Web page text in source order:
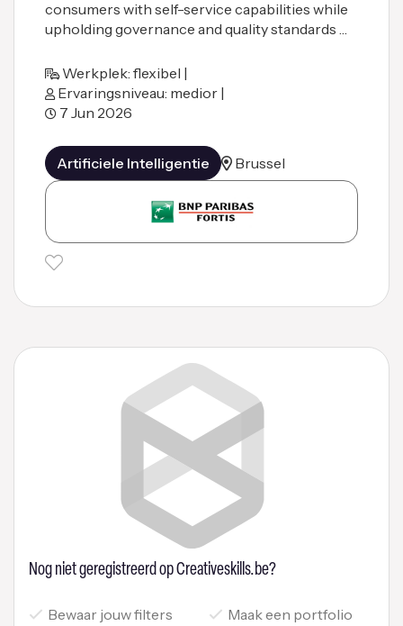
consumers with self-service capabilities while
upholding governance and quality standards …
Werkplek: flexibel |
Ervaringsniveau: medior |
7 Jun 2026
Artificiele Intelligentie Brussel
Nog niet geregistreerd op Creativeskills.be?
Bewaar jouw filters
Maak een portfolio